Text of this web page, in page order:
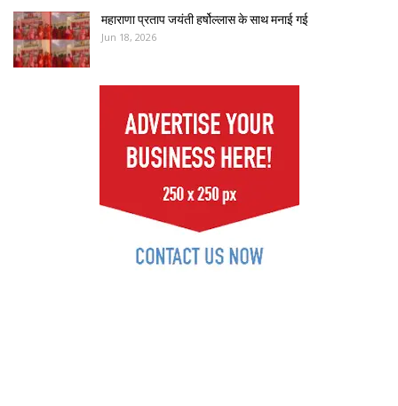
महाराणा प्रताप जयंती हर्षोल्लास के साथ मनाई गई
Jun 18, 2026